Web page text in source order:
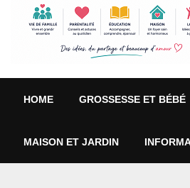
HOME GROSSESSE ET BÉBÉ
MAISON ET JARDIN